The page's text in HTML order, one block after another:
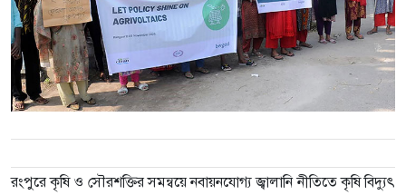
রংপুরে কৃষি ও সৌরশক্তির সমন্বয়ে নবায়নযোগ্য জ্বালানি নীতিতে কৃষি বিদ্যুৎ